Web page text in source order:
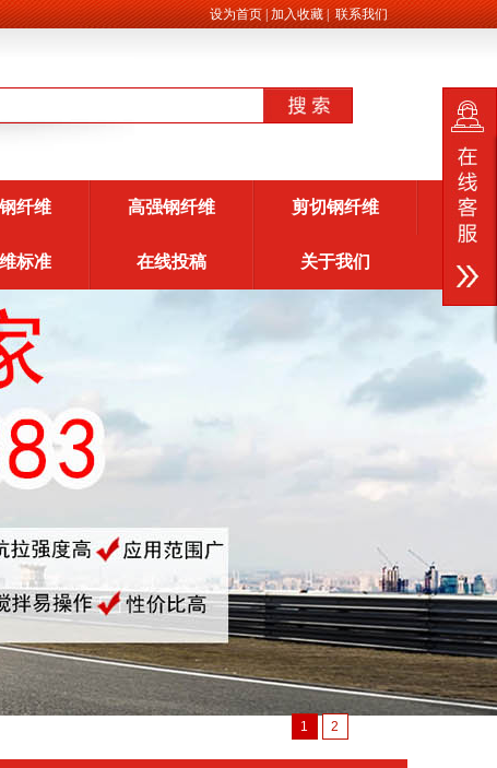
设为首页|加入收藏|联系我们
纤维 高强钢纤维 剪切钢纤维
标准 在线投稿 关于我们
1 2